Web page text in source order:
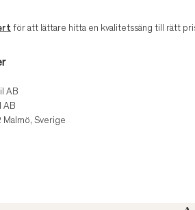
för att lättare hitta en kvalitetssäng till rätt
AB
AB
Malmö, Sverige